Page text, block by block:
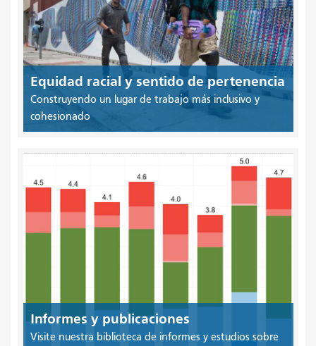
Equidad racial y sentido de pertenencia
Construyendo un lugar de trabajo más inclusivo y
cohesionado
Informes y publicaciones
Visite nuestra biblioteca de informes y estudios sobre